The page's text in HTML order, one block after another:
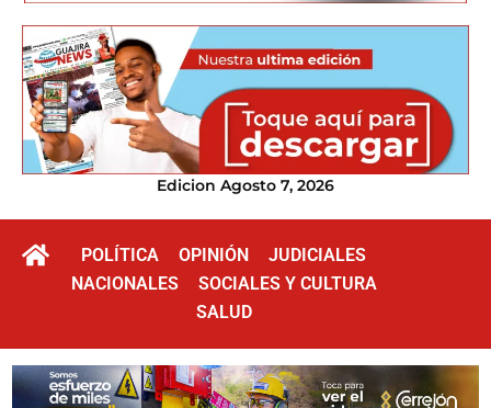
Edicion Agosto 7, 2026
POLÍTICA OPINIÓN
JUDICIALES
NACIONALES
SOCIALES Y CULTURA
SALUD